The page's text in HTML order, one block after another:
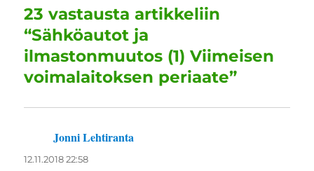
o
k
n p m
23 vastausta artikkeliin
“Sähköautot ja
ilmastonmuutos (1) Viimeisen
voimalaitoksen periaate”
Jonni Lehtiranta
12.11.2018 22:58